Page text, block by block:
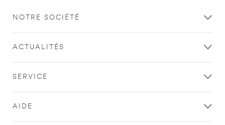
NOTRE SOCIÉTÉ
ACTUALITÉS
SERVICE
AIDE